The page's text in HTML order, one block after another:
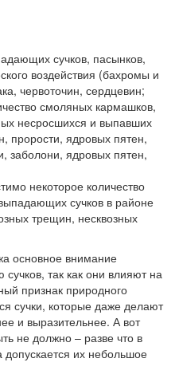
сучков, пасынков,
воздействия (бахромы и
червоточин, сердцевин;
смоляных кармашков,
несросшихся и выпавших
прорости, ядровых пятен,
заболони, ядровых пятен,
некоторое количество
сучков в районе
трещин, несквозных
основное внимание
так как они влияют на
признак природного
сучки, которые даже делают
и выразительнее. А вот
не должно – разве что в
допускается их небольшое